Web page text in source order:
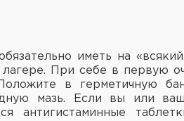
иметь на
При себе в первую
в герметичную
мазь. Если вы или
антигистаминные